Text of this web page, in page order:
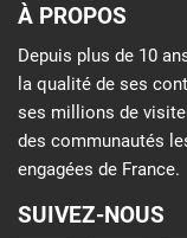
À PROPOS
Depuis plus de 10
la qualité de ses
ses millions de
des communautés
engagées de France.
SUIVEZ-NOUS